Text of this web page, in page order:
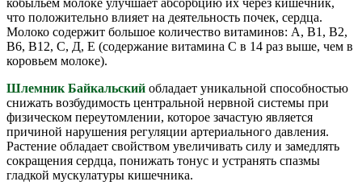
что положительно влияет на деятельность почек, сердца.
Молоко содержит большое количество витаминов: А, В1, В2,
В6, В12, С, Д, Е (содержание витамина С в 14 раз выше, чем в
коровьем молоке).
Шлемник Байкальский обладает уникальной способностью
снижать возбудимость центральной нервной системы при
физическом переутомлении, которое зачастую является
причиной нарушения регуляции артериального давления.
Растение обладает свойством увеличивать силу и замедлять
сокращения сердца, понижать тонус и устранять спазмы
гладкой мускулатуры кишечника.